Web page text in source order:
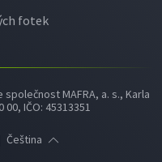
fotek
MAFRA, a. s., Karla
00, IČO: 45313351
Čeština